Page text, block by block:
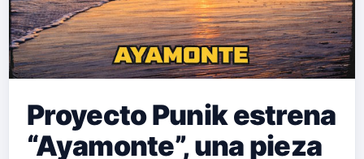
Proyecto Punik estrena
“Ayamonte”, una pieza